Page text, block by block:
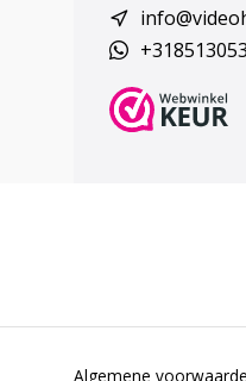
Algemene